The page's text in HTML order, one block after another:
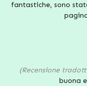
fantastiche, sono
(Recensione
buona